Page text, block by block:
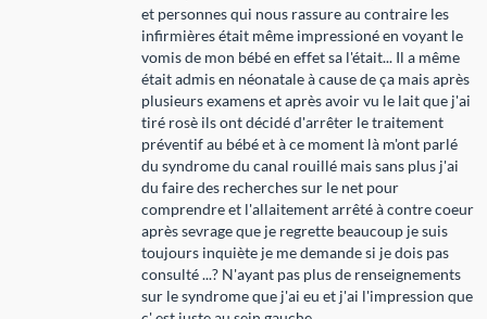
et personnes qui nous rassure au contraire les
infirmières était même impressioné en voyant le
vomis de mon bébé en effet sa l'était... Il a même
était admis en néonatale à cause de ça mais après
plusieurs examens et après avoir vu le lait que j'ai
tiré rosè ils ont décidé d'arrêter le traitement
préventif au bébé et à ce moment là m'ont parlé
du syndrome du canal rouillé mais sans plus j'ai
du faire des recherches sur le net pour
comprendre et l'allaitement arrêté à contre coeur
après sevrage que je regrette beaucoup je suis
toujours inquiète je me demande si je dois pas
consulté ...? N'ayant pas plus de renseignements
sur le syndrome que j'ai eu et j'ai l'impression que